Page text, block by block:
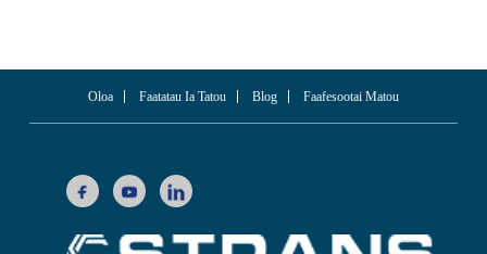
Oloa Faatatau Ia Tatou Blog Faafesootai Matou